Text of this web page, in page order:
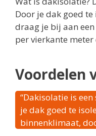
Door je dak goed
draag je bij aan
per vierkante
Voordelen
“Dakisolatie is
je dak goed te
binnenklimaat,